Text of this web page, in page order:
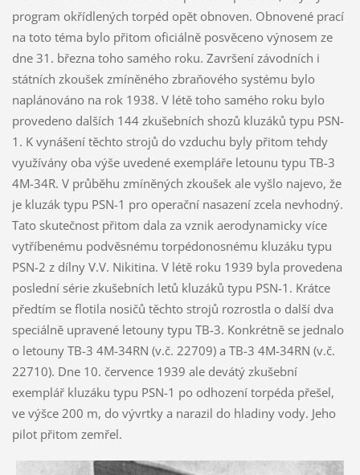
program okřídlených torpéd opět obnoven. Obnovené prací
na toto téma bylo přitom oficiálně posvěceno výnosem ze
dne 31. března toho samého roku. Završení závodních i
státních zkoušek zmíněného zbraňového systému bylo
naplánováno na rok 1938. V létě toho samého roku bylo
provedeno dalších 144 zkušebních shozů kluzáků typu PSN-
1. K vynášení těchto strojů do vzduchu byly přitom tehdy
využívány oba výše uvedené exempláře letounu typu TB-3
4M-34R. V průběhu zmíněných zkoušek ale vyšlo najevo, že
je kluzák typu PSN-1 pro operační nasazení zcela nevhodný.
Tato skutečnost přitom dala za vznik aerodynamicky více
vytříbenému podvěsnému torpédonosnému kluzáku typu
PSN-2 z dílny V.V. Nikitina. V létě roku 1939 byla provedena
poslední série zkušebních letů kluzáků typu PSN-1. Krátce
předtím se flotila nosičů těchto strojů rozrostla o další dva
speciálně upravené letouny typu TB-3. Konkrétně se jednalo
o letouny TB-3 4M-34RN (v.č. 22709) a TB-3 4M-34RN (v.č.
22710). Dne 10. července 1939 ale devátý zkušební
exemplář kluzáku typu PSN-1 po odhození torpéda přešel,
ve výšce 200 m, do vývrtky a narazil do hladiny vody. Jeho
pilot přitom zemřel.